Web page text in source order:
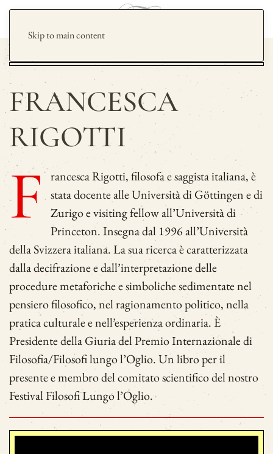
Skip to main content
FRANCESCA
RIGOTTI
F
rancesca Rigotti, filosofa e saggista italiana, è
stata docente alle Università di Göttingen e di
Zurigo e visiting fellow all’Università di
Princeton. Insegna dal 1996 all’Università
della Svizzera italiana. La sua ricerca è caratterizzata
dalla decifrazione e dall’interpretazione delle
procedure metaforiche e simboliche sedimentate nel
pensiero filosofico, nel ragionamento politico, nella
pratica culturale e nell’esperienza ordinaria. È
Presidente della Giuria del Premio Internazionale di
Filosofia/Filosofi lungo l’Oglio. Un libro per il
presente e membro del comitato scientifico del nostro
Festival Filosofi Lungo l’Oglio.